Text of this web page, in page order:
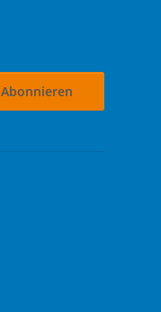
Abonnieren